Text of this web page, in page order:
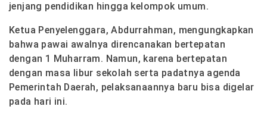
jenjang pendidikan hingga kelompok umum.
Ketua Penyelenggara, Abdurrahman, mengungkapkan
bahwa pawai awalnya direncanakan bertepatan
dengan 1 Muharram. Namun, karena bertepatan
dengan masa libur sekolah serta padatnya agenda
Pemerintah Daerah, pelaksanaannya baru bisa digelar
pada hari ini.